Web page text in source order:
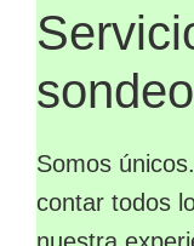
Somos
contar todos